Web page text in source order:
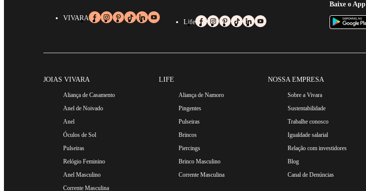
VIVARA
Life
Baixe o App
JOIAS VIVARA
Aliança de Casamento
Anel de Noivado
Anel
Óculos de Sol
Pulseiras
Relógio Feminino
Anel Masculino
Corrente Masculina
LIFE
Aliança de Namoro
Pingentes
Pulseiras
Brincos
Piercings
Brinco Masculino
Corrente Masculina
NOSSA EMPRESA
Sobre a Vivara
Sustentabilidade
Trabalhe conosco
Igualdade salarial
Relação com investidores
Blog
Canal de Denúncias